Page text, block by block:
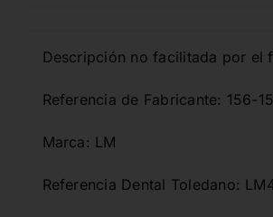
Descripción no facilitada por el
Referencia de Fabricante: 156-
Marca: LM
Referencia Dental Toledano: